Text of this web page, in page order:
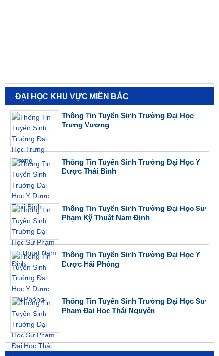
ĐẠI HỌC KHU VỰC MIỀN BẮC
Thông Tin Tuyển Sinh Trường Đại Học
Trưng Vương
Thông Tin Tuyển Sinh Trường Đại Học Y
Dược Thái Bình
Thông Tin Tuyển Sinh Trường Đại Học Sư
Phạm Kỹ Thuật Nam Định
Thông Tin Tuyển Sinh Trường Đại Học Y
Dược Hải Phòng
Thông Tin Tuyển Sinh Trường Đại Học Sư
Phạm Đại Học Thái Nguyên